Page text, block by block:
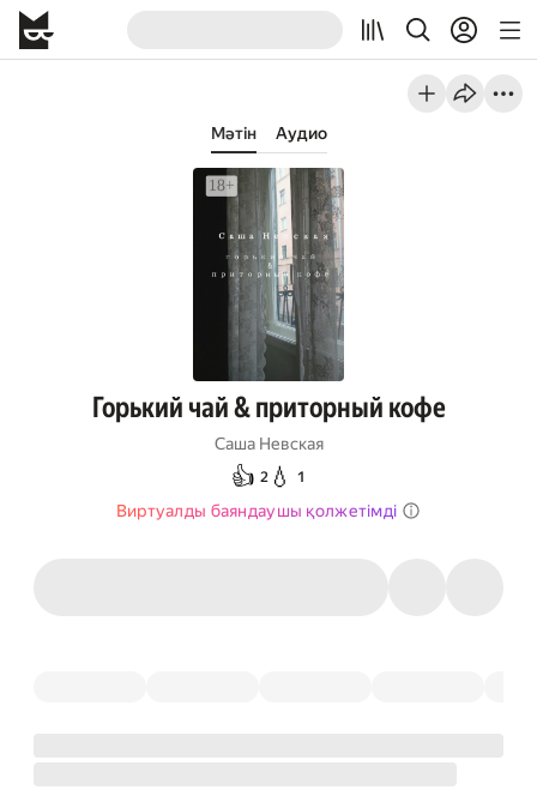
Мәтін Аудио
Горький чай & приторный кофе
Саша Невская
👍 2 💧 1
Виртуалды баяндаушы қолжетімді